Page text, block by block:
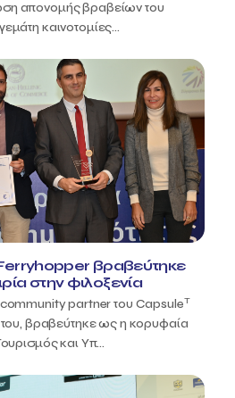
απονομής βραβείων του
καινοτομίες...
βραβεύτηκε
στην φιλοξενία
partner του CapsuleT
του, βραβεύτηκε ως η κορυφαία
και Υπ...